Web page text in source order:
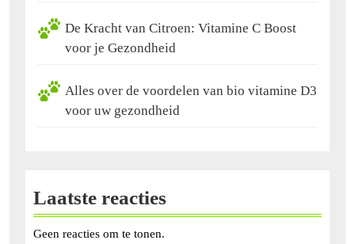
De Kracht van Citroen: Vitamine C Boost
voor je Gezondheid
Alles over de voordelen van bio vitamine D3
voor uw gezondheid
Laatste reacties
Geen reacties om te tonen.